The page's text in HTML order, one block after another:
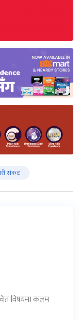
संकट
विषयमा कलम